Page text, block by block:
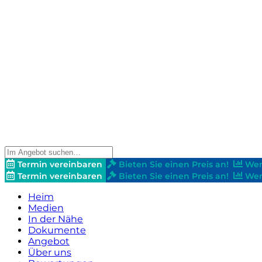
Termin vereinbaren Bieten Sie einen Preis an!
Termin vereinbaren
Bieten Sie einen Preis an!
Heim
Medien
In der Nähe
Dokumente
Angebot
Über uns